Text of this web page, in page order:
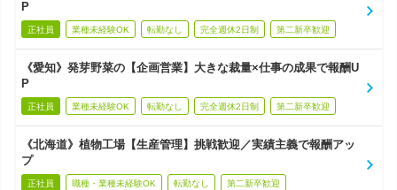
P
正社員 業種未経験OK 転勤なし 完全週休2日制 第二新卒歓迎
《愛知》発芽野菜の【企画営業】大きな裁量×仕事の成果で報酬U
P
正社員 業種未経験OK 転勤なし 完全週休2日制 第二新卒歓迎
《北海道》植物工場【生産管理】挑戦歓迎／実績主義で報酬アッ
プ
正社員 職種・業種未経験OK 転勤なし 第二新卒歓迎